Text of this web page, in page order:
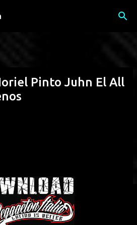
contenuti principali
Pinto Juhn El All